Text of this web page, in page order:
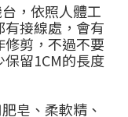
，依照人體工
接線處，會有
剪，不過不要
留1CM的長度
皂、柔軟精、